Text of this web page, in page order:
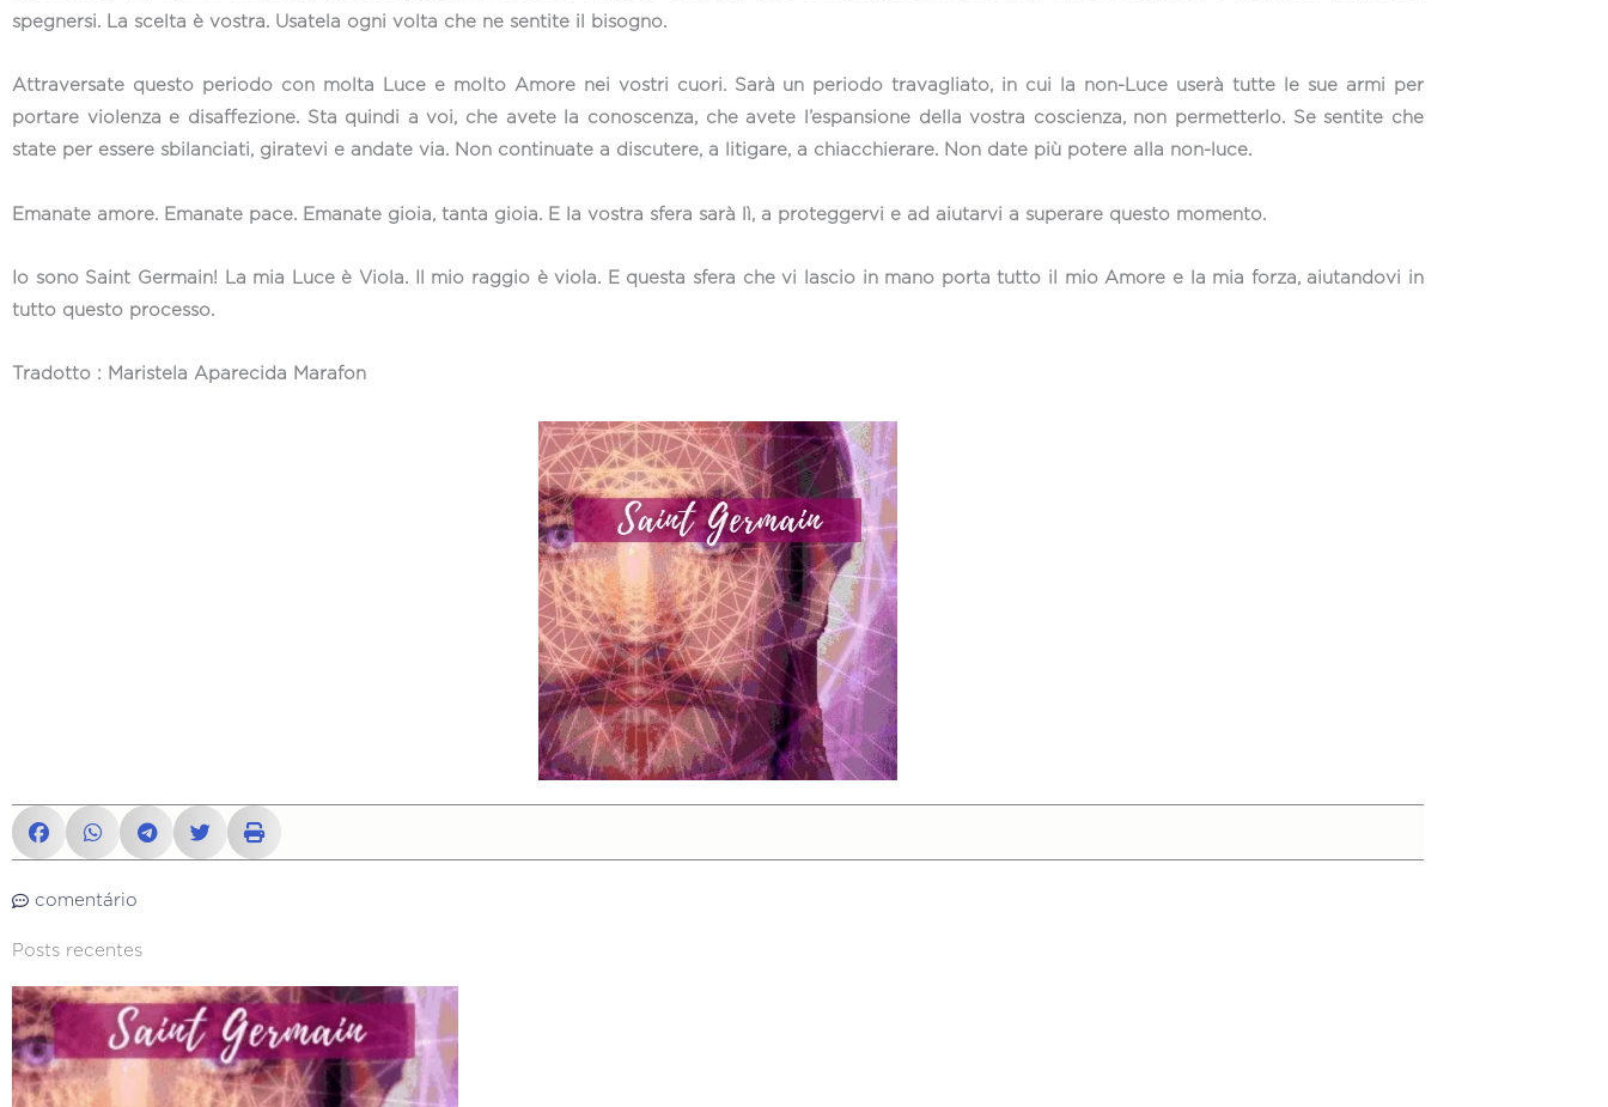
spegnersi. La scelta è vostra. Usatela ogni volta che ne sentite il bisogno.
Attraversate questo periodo con molta Luce e molto Amore nei vostri cuori. Sarà un periodo travagliato, in cui la non-Luce userà tutte le sue armi per
portare violenza e disaffezione. Sta quindi a voi, che avete la conoscenza, che avete l’espansione della vostra coscienza, non permetterlo. Se sentite che
state per essere sbilanciati, giratevi e andate via. Non continuate a discutere, a litigare, a chiacchierare. Non date più potere alla non-luce.
Emanate amore. Emanate pace. Emanate gioia, tanta gioia. E la vostra sfera sarà lì, a proteggervi e ad aiutarvi a superare questo momento.
Io sono Saint Germain! La mia Luce è Viola. Il mio raggio è viola. E questa sfera che vi lascio in mano porta tutto il mio Amore e la mia forza, aiutandovi in
tutto questo processo.
Tradotto : Maristela Aparecida Marafon
comentário
Posts recentes